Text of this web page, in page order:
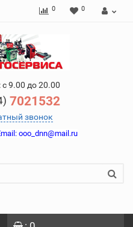
0 0
с 9.00 до 20.00
7021532
звонок
ooo_dnn@mail.ru